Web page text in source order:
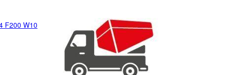
F200 W10